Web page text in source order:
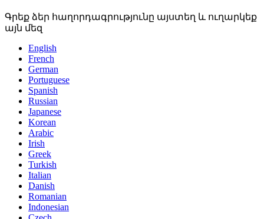
Գրեք ձեր հաղորդագրությունը այստեղ և ուղարկեք
այն մեզ
English
French
German
Portuguese
Spanish
Russian
Japanese
Korean
Arabic
Irish
Greek
Turkish
Italian
Danish
Romanian
Indonesian